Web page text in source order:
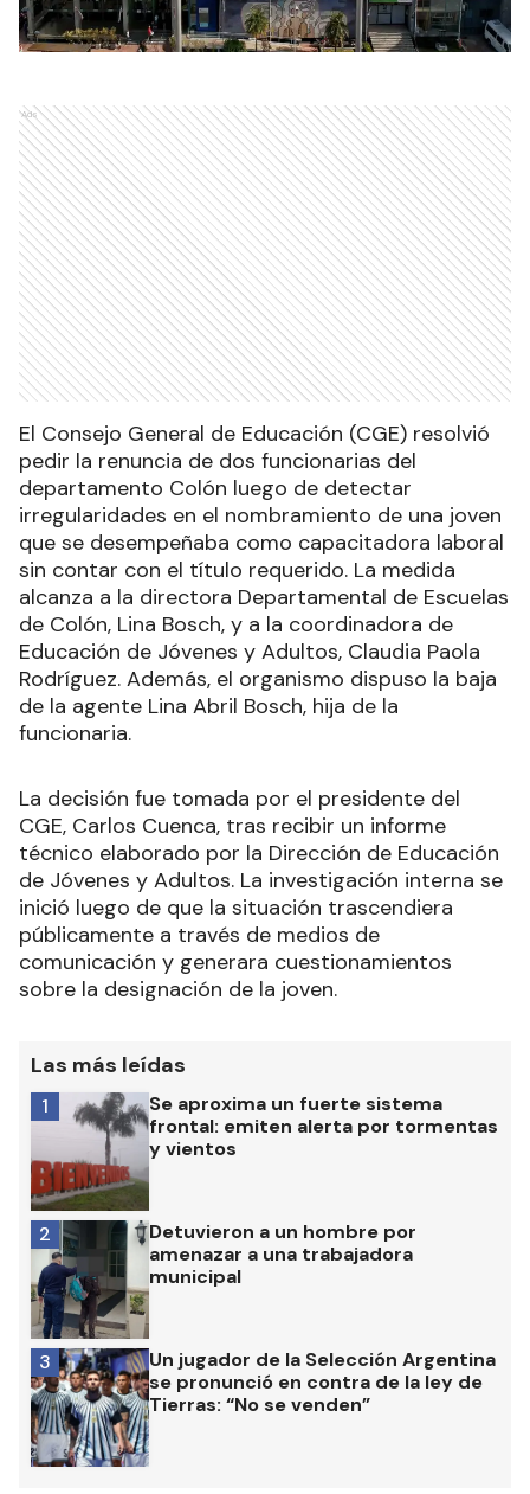
Ads
El Consejo General de Educación (CGE) resolvió
pedir la renuncia de dos funcionarias del
departamento Colón luego de detectar
irregularidades en el nombramiento de una joven
que se desempeñaba como capacitadora laboral
sin contar con el título requerido. La medida
alcanza a la directora Departamental de Escuelas
de Colón, Lina Bosch, y a la coordinadora de
Educación de Jóvenes y Adultos, Claudia Paola
Rodríguez. Además, el organismo dispuso la baja
de la agente Lina Abril Bosch, hija de la
funcionaria.
La decisión fue tomada por el presidente del
CGE, Carlos Cuenca, tras recibir un informe
técnico elaborado por la Dirección de Educación
de Jóvenes y Adultos. La investigación interna se
inició luego de que la situación trascendiera
públicamente a través de medios de
comunicación y generara cuestionamientos
sobre la designación de la joven.
Las más leídas
Se aproxima un fuerte sistema
frontal: emiten alerta por tormentas
y vientos
1
Detuvieron a un hombre por
amenazar a una trabajadora
municipal
2
Un jugador de la Selección Argentina
se pronunció en contra de la ley de
Tierras: “No se venden”
3